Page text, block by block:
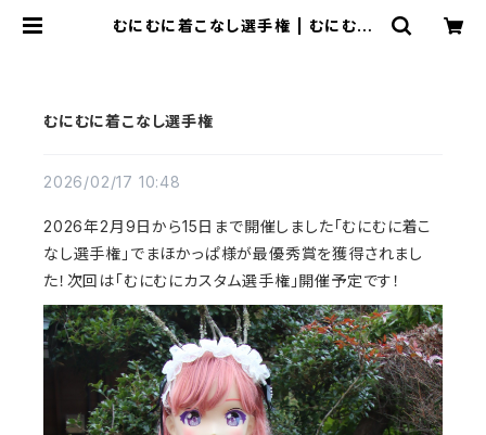
むにむに着こなし選手権 | むにむに
むにむに着こなし選手権
2026/02/17 10:48
2026年2月9日から15日まで開催しました「むにむに着こ
なし選手権」でまほかっぱ様が最優秀賞を獲得されまし
た！次回は「むにむにカスタム選手権」開催予定です！